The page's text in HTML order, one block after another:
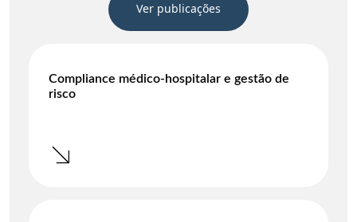
Ver publicações
Compliance médico-hospitalar e gestão de
risco